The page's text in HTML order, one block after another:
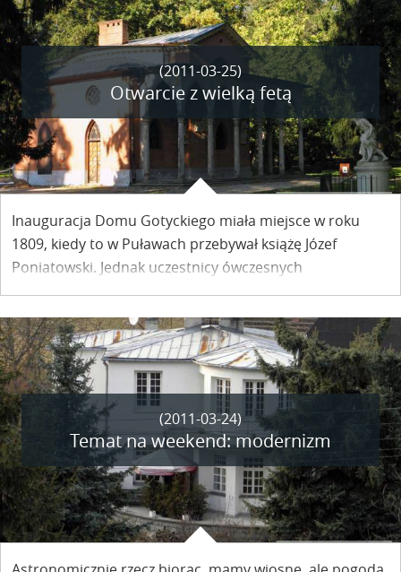
Kazimierz Dolny.
(2011-03-25)
Otwarcie z wielką fetą
Inauguracja Domu Gotyckiego miała miejsce w roku
1809, kiedy to w Puławach przebywał książę Józef
Poniatowski. Jednak uczestnicy ówczesnych
uroczystości mogli podziwiać budowlę jedynie z
zewnątrz. Oficjalne otwarcie wnętrz Domu Gotyckiego
nastąpiło 25 marca 1811 roku, czyli dokładnie 200 lat
temu - czytamy na stronie Muzeum Nadwiślańskiego.
(2011-03-24)
Temat na weekend: modernizm